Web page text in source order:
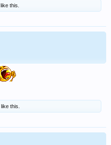
like this.
like this.